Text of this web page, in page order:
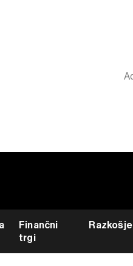
Finančni
trgi
Razkošje